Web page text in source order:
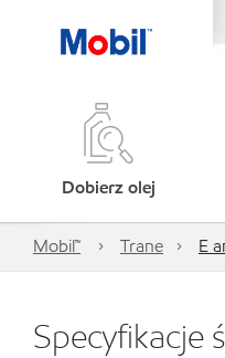
Dobierz olej
Mobil™ Trane E
Specyfikacje